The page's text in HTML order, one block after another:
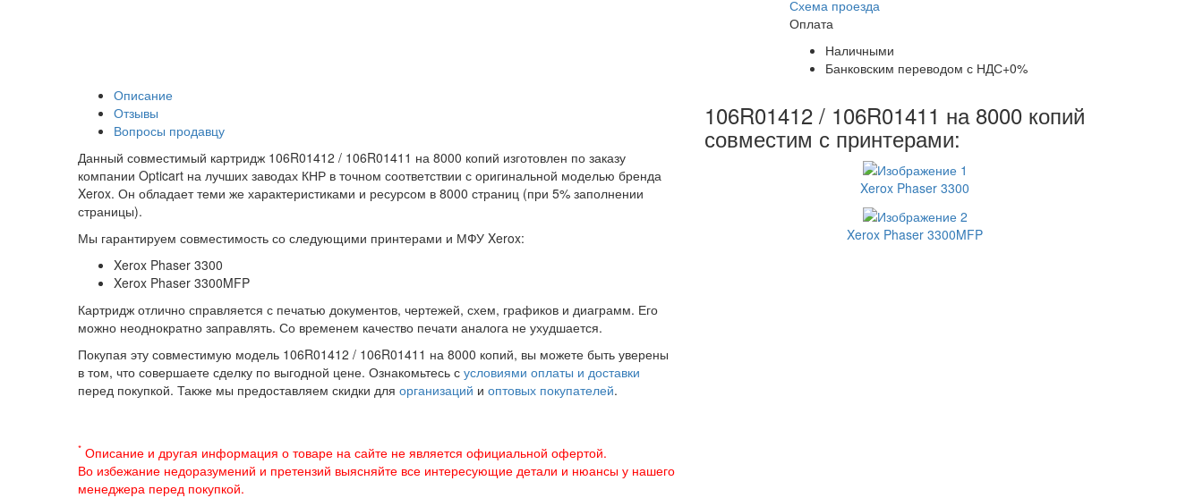
Схема проезда
Оплата
Наличными
Банковским переводом с НДС+0%
Описание
Отзывы
Вопросы продавцу
Данный совместимый картридж 106R01412 / 106R01411 на 8000 копий изготовлен по заказу
компании Opticart на лучших заводах КНР в точном соответствии с оригинальной моделью бренда
Xerox. Он обладает теми же характеристиками и ресурсом в 8000 страниц (при 5% заполнении
страницы).
Мы гарантируем совместимость со следующими принтерами и МФУ Xerox:
Xerox Phaser 3300
Xerox Phaser 3300MFP
Картридж отлично справляется с печатью документов, чертежей, схем, графиков и диаграмм. Его
можно неоднократно заправлять. Со временем качество печати аналога не ухудшается.
Покупая эту совместимую модель 106R01412 / 106R01411 на 8000 копий, вы можете быть уверены
в том, что совершаете сделку по выгодной цене. Ознакомьтесь с условиями оплаты и доставки
перед покупкой. Также мы предоставляем скидки для организаций и оптовых покупателей.
* Описание и другая информация о товаре на сайте не является официальной офертой.
Во избежание недоразумений и претензий выясняйте все интересующие детали и нюансы у нашего
менеджера перед покупкой.
106R01412 / 106R01411 на 8000 копий
совместим с принтерами:
Xerox Phaser 3300
Xerox Phaser 3300MFP